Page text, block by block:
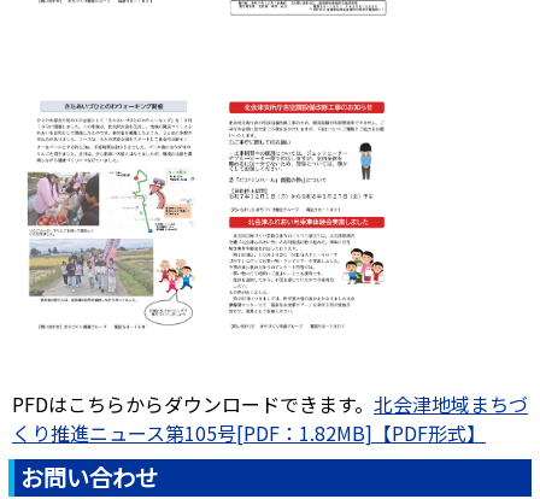
PFDはこちらからダウンロードできます。 北会津地域まちづ
くり推進ニュース第105号[PDF：1.82MB]
お問い合わせ